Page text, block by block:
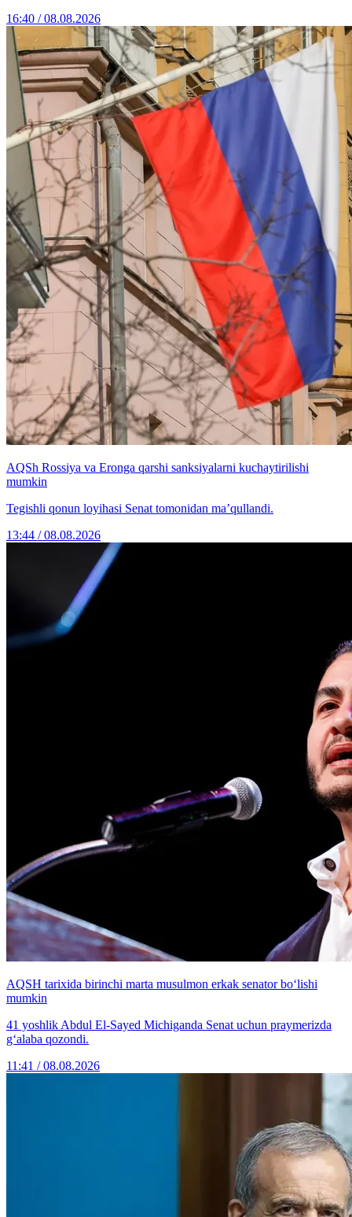
16:40 / 08.08.2026
AQSh Rossiya va Eronga qarshi sanksiyalarni kuchaytirilishi
mumkin
Tegishli qonun loyihasi Senat tomonidan ma’qullandi.
13:44 / 08.08.2026
AQSH tarixida birinchi marta musulmon erkak senator bo‘lishi
mumkin
41 yoshlik Abdul El-Sayed Michiganda Senat uchun praymerizda
g‘alaba qozondi.
11:41 / 08.08.2026